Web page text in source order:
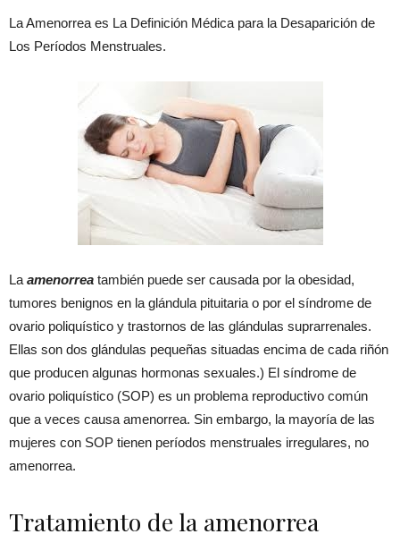
La Amenorrea es La Definición Médica para la Desaparición de
Los Períodos Menstruales.
La amenorrea también puede ser causada por la obesidad,
tumores benignos en la glándula pituitaria o por el síndrome de
ovario poliquístico y trastornos de las glándulas suprarrenales.
Ellas son dos glándulas pequeñas situadas encima de cada riñón
que producen algunas hormonas sexuales.) El síndrome de
ovario poliquístico (SOP) es un problema reproductivo común
que a veces causa amenorrea. Sin embargo, la mayoría de las
mujeres con SOP tienen períodos menstruales irregulares, no
amenorrea.
Tratamiento de la amenorrea